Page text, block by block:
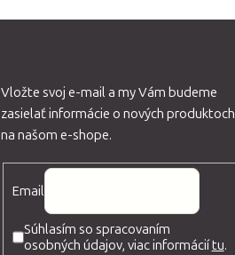
Vložte svoj e-mail a my Vám budeme
zasielať informácie o nových produktoch
na našom e-shope.
Email
Súhlasím so spracovaním
osobných údajov, viac informáciítu.